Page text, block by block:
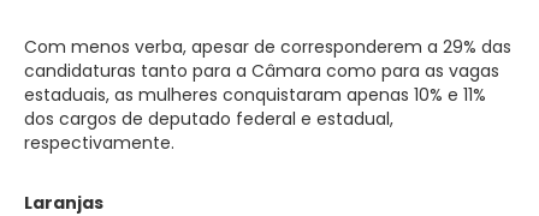
Com menos verba, apesar de corresponderem a 29% das
candidaturas tanto para a Câmara como para as vagas
estaduais, as mulheres conquistaram apenas 10% e 11%
dos cargos de deputado federal e estadual,
respectivamente.
Laranjas